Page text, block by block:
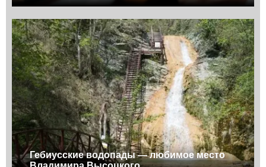
Гебиусские водопады — любимое место